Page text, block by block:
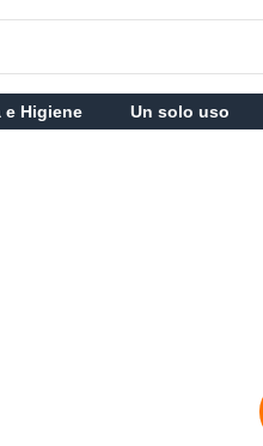
e Higiene Un solo uso